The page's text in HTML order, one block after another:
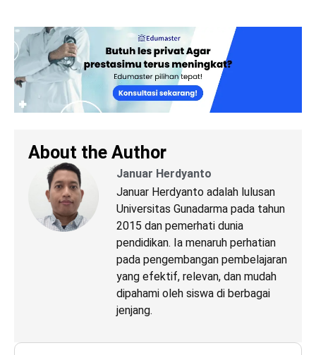
About the Author
Januar Herdyanto
Januar Herdyanto adalah lulusan
Universitas Gunadarma pada tahun
2015 dan pemerhati dunia
pendidikan. Ia menaruh perhatian
pada pengembangan pembelajaran
yang efektif, relevan, dan mudah
dipahami oleh siswa di berbagai
jenjang.